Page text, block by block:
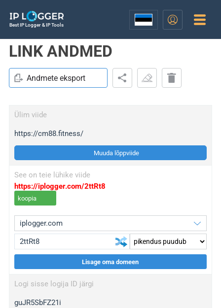
Best IP Logger & IP Tools
LINK ANDMED
Andmete eksport
Ülim viide
https://cm88.fitness/
Muuda lõppviide
See on teie lühike viide
https://iplogger.com/2ttRt8
koopia
wl.gl
ed.tc
Lisage oma domeen
Logi sisse logija ID järgi
guJR5SbFZ21i